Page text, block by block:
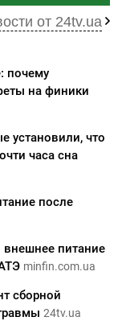
от 24tv.ua
почему
на финики
установили, что
часа сна
после
питание
minfin.com.ua
сборной
24tv.ua